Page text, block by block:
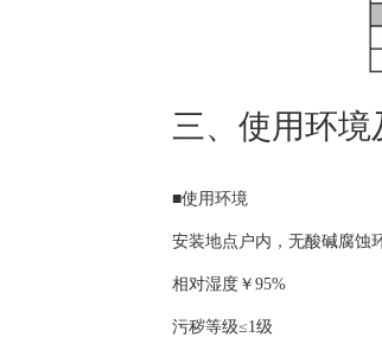
三、使用环境
■使用环境
安装地点户内，无酸碱腐蚀
相对湿度￥95%
污秽等级≤1级